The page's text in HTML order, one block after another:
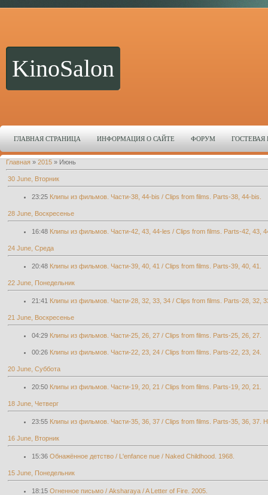
KinoSalon
ГЛАВНАЯ СТРАНИЦА ИНФОРМАЦИЯ О САЙТЕ ФОРУМ ГОСТЕВАЯ
Главная » 2015 » Июнь
30 June, Вторник
23:25 Клипы из фильмов. Части-38, 44-bis / Clips from films. Parts-38, 44-bis.
28 June, Воскресенье
16:48 Клипы из фильмов. Части-42, 43, 44-les / Clips from films. Parts-42, 43,
24 June, Среда
20:48 Клипы из фильмов. Части-39, 40, 41 / Clips from films. Parts-39, 40, 41.
22 June, Понедельник
21:41 Клипы из фильмов. Части-28, 32, 33, 34 / Clips from films. Parts-28, 32,
21 June, Воскресенье
04:29 Клипы из фильмов. Части-25, 26, 27 / Clips from films. Parts-25, 26, 27.
00:26 Клипы из фильмов. Части-22, 23, 24 / Clips from films. Parts-22, 23, 24.
20 June, Суббота
20:50 Клипы из фильмов. Части-19, 20, 21 / Clips from films. Parts-19, 20, 21.
18 June, Четверг
23:55 Клипы из фильмов. Части-35, 36, 37 / Clips from films. Parts-35, 36, 37.
16 June, Вторник
15:36 Обнажённое детство / L'enfance nue / Naked Childhood. 1968.
15 June, Понедельник
18:15 Огненное письмо / Aksharaya / A Letter of Fire. 2005.